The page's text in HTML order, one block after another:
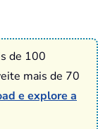
de 100
mais de 70
e explore a